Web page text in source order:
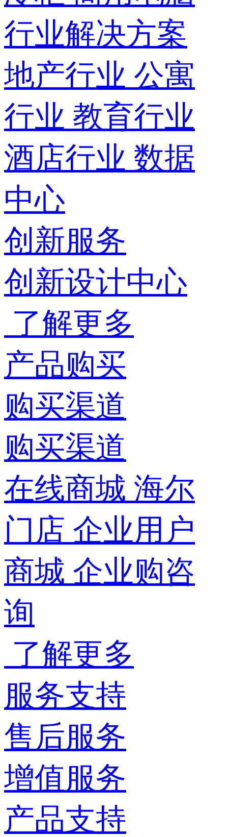
行业解决方案
地产行业 公寓
行业 教育行业
酒店行业 数据
中心
创新服务
创新设计中心
了解更多
产品购买
购买渠道
购买渠道
在线商城 海尔
门店 企业用户
商城 企业购咨
询
了解更多
服务支持
售后服务
增值服务
产品支持